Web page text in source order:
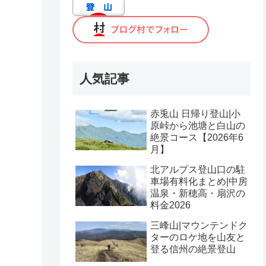
人気記事
赤兎山 日帰り登山|小
原峠から池塘と白山の
絶景コース【2026年6
月】
北アルプス登山口の駐
車場有料化まとめ|中房
温泉・新穂高・扇沢の
料金2026
三峰山|マウンテンドク
ターのロケ地を山友と
登る信州の絶景登山